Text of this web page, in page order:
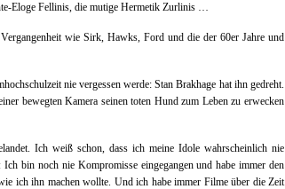
Eloge Fellinis, die mutige Hermetik Zurlinis …
wie Sirk, Hawks, Ford und die der 60er Jahre und
nie vergessen werde: Stan Brakhage hat ihn gedreht.
bewegten Kamera seinen toten Hund zum Leben zu erwecken
Ich weiß schon, dass ich meine Idole wahrscheinlich nie
bin noch nie Kompromisse eingegangen und habe immer den
ich ihn machen wollte. Und ich habe immer Filme über die Zeit